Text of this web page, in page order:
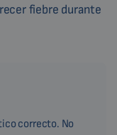
fiebre durante
correcto. No